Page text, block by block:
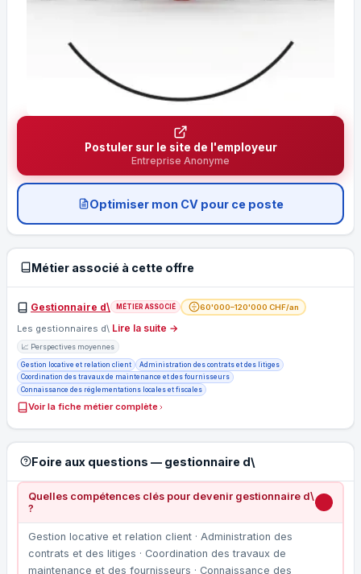
Postuler sur le site de l'employeur
Entreprise Anonyme
Optimiser mon CV pour ce poste
Métier associé à cette offre
Gestionnaire d\ MÉTIER ASSOCIÉ 60'000–120'000 CHF/an
Les gestionnaires d\ Lire la suite →
📈 Perspectives moyennes
Gestion locative et relation client
Administration des contrats et des litiges
Coordination des travaux de maintenance et des fournisseurs
Connaissance des réglementations locales et fiscales
Voir la fiche métier complète
Foire aux questions — gestionnaire d\
Quelles compétences clés pour devenir gestionnaire d\
?
Gestion locative et relation client · Administration des
contrats et des litiges · Coordination des travaux de
maintenance et des fournisseurs · Connaissance des